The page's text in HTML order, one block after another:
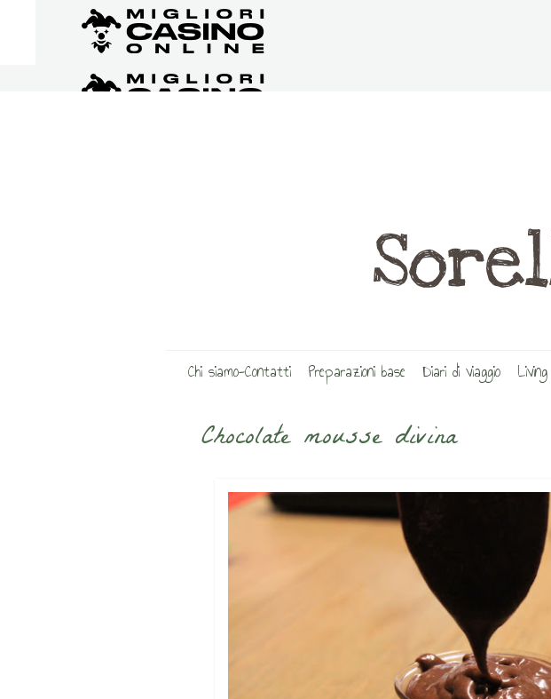
Chi siamo-Contatti Preparazioni base Diari di viaggio Living
Chocolate mousse divina